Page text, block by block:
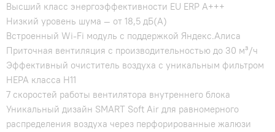
Высший класс энергоэффективности EU ERP A+++
Низкий уровень шума — от 18,5 дБ(А)
Встроенный Wi-Fi модуль с поддержкой Яндекс.Алиса
Приточная вентиляция с производительностью до 30 м³/ч
Эффективный очиститель воздуха с уникальным фильтром
НЕРА класса Н11
7 скоростей работы вентилятора внутреннего блока
Уникальный дизайн SMART Soft Air для равномерного
распределения воздуха через перфорированные жалюзи